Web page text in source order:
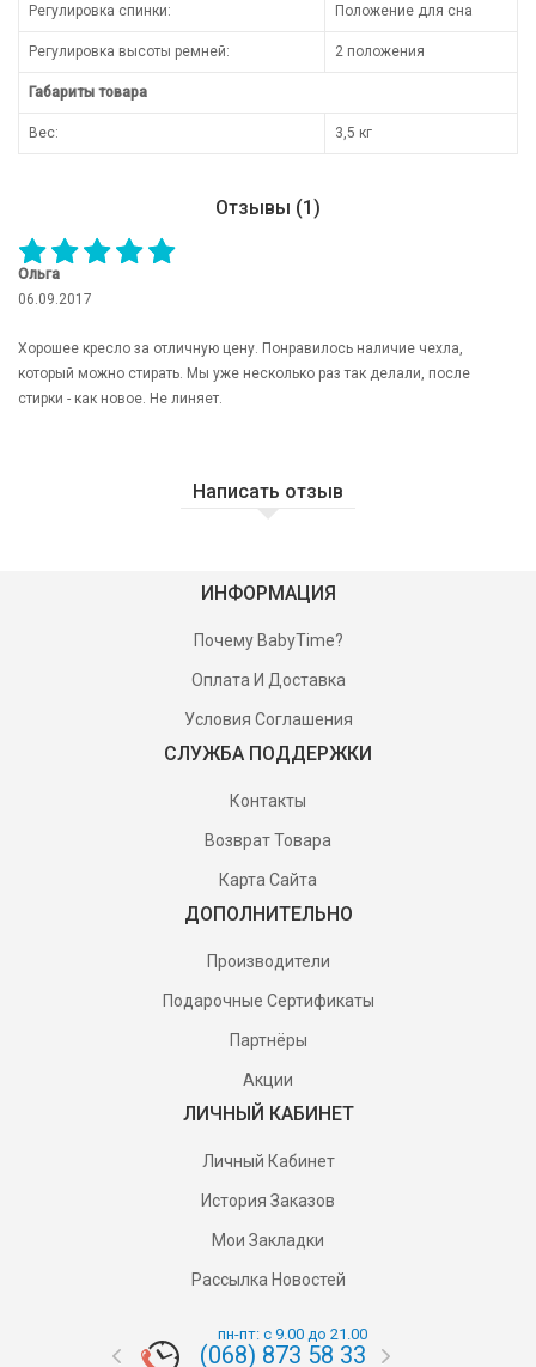
Регулировка спинки: Положение для сна
Регулировка высоты ремней: 2 положения
Габариты товара
Вес: 3,5 кг
Отзывы (1)
Ольга
06.09.2017
Хорошее кресло за отличную цену. Понравилось наличие чехла,
который можно стирать. Мы уже несколько раз так делали, после
стирки - как новое. Не линяет.
Написать отзыв
ИНФОРМАЦИЯ
Почему BabyTime?
Оплата И Доставка
Условия Соглашения
СЛУЖБА ПОДДЕРЖКИ
Контакты
Возврат Товара
Карта Сайта
ДОПОЛНИТЕЛЬНО
Производители
Подарочные Сертификаты
Партнёры
Акции
ЛИЧНЫЙ КАБИНЕТ
Личный Кабинет
История Заказов
Мои Закладки
Рассылка Новостей
пн-пт: с 9.00 до 21.00
(068) 873 58 33